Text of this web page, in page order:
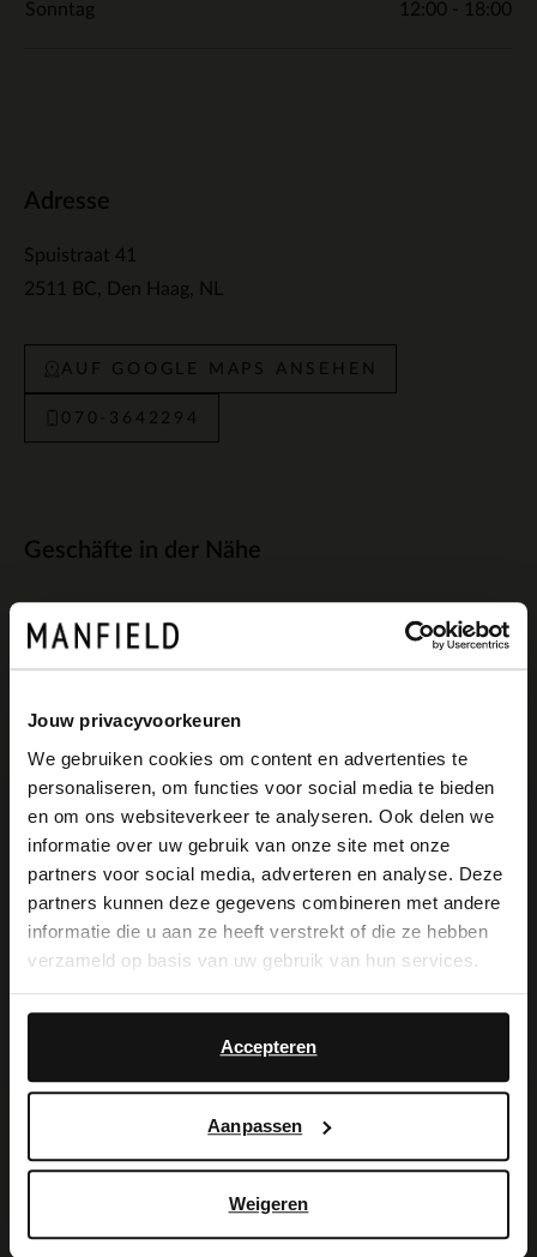
Jouw privacyvoorkeuren
We gebruiken cookies om content en advertenties te
personaliseren, om functies voor social media te bieden
en om ons websiteverkeer te analyseren. Ook delen we
informatie over uw gebruik van onze site met onze
partners voor social media, adverteren en analyse. Deze
partners kunnen deze gegevens combineren met andere
informatie die u aan ze heeft verstrekt of die ze hebben
verzameld op basis van uw gebruik van hun services.
Accepteren
Aanpassen
Weigeren
Sonntag 12:00 - 18:00
Adresse
Spuistraat 41
2511 BC
Den Haag NL
AUF GOOGLE MAPS ANSEHEN
070-3642294
Geschäfte in der Nähe
Manfield Den Haag
2511 BD Den Haag NL
Geschlossen- Offen von 10:00
Manfield Den Haag
Gravenstraat 3
Manfield Leidschendam
Rozemarijn 14
×
View this website in English?
It looks like your language isn't Dutch. Would
you like to switch to English?
English